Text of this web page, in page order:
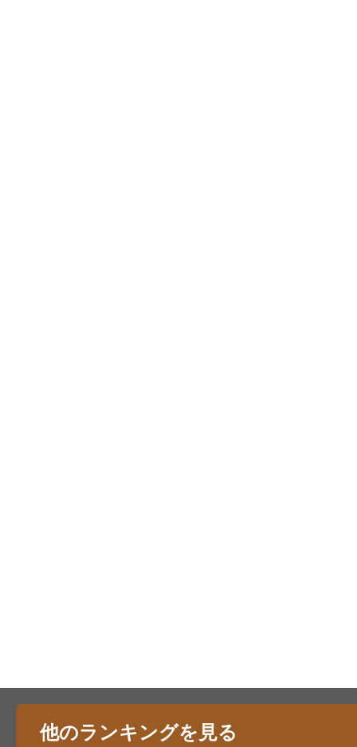
他のランキングを見る